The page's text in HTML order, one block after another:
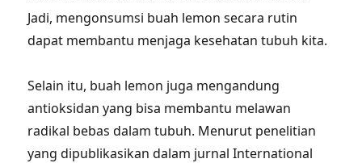
Jadi, mengonsumsi buah lemon secara rutin
dapat membantu menjaga kesehatan tubuh kita.
Selain itu, buah lemon juga mengandung
antioksidan yang bisa membantu melawan
radikal bebas dalam tubuh. Menurut penelitian
yang dipublikasikan dalam jurnal International